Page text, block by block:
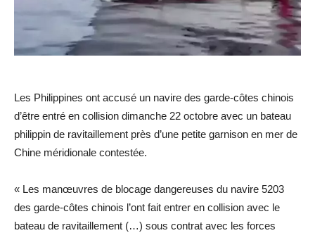
Les Philippines ont accusé un navire des garde-côtes chinois
d’être entré en collision dimanche 22 octobre avec un bateau
philippin de ravitaillement près d’une petite garnison en mer de
Chine méridionale contestée.
« Les manœuvres de blocage dangereuses du navire 5203
des garde-côtes chinois l’ont fait entrer en collision avec le
bateau de ravitaillement (…) sous contrat avec les forces